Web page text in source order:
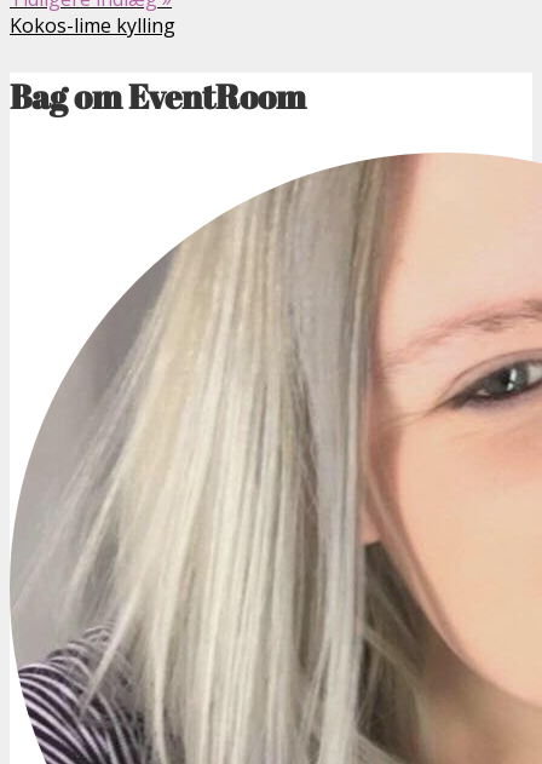
Kokos-lime kylling
Bag om EventRoom